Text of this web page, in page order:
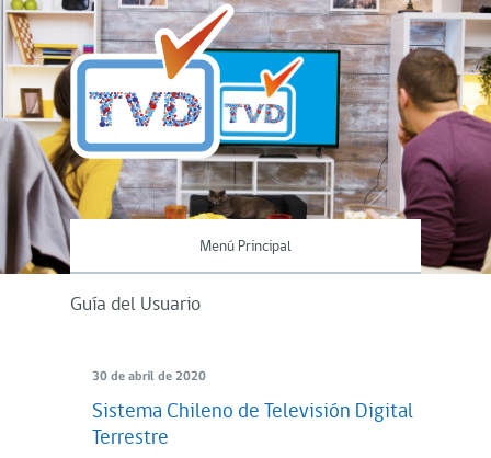
Menú Principal
Guía del Usuario
30 de abril de 2020
Sistema Chileno de Televisión Digital
Terrestre